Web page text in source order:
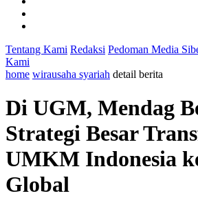
Tentang Kami Redaksi Pedoman Media
Kami
home wirausaha syariah detail berita
Di UGM, Mendag
Strategi Besar
UMKM Indonesia
Global